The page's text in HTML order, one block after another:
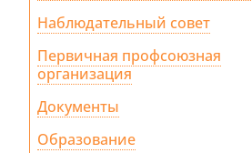
Наблюдательный совет
Первичная профсоюзная
организация
Документы
Образование